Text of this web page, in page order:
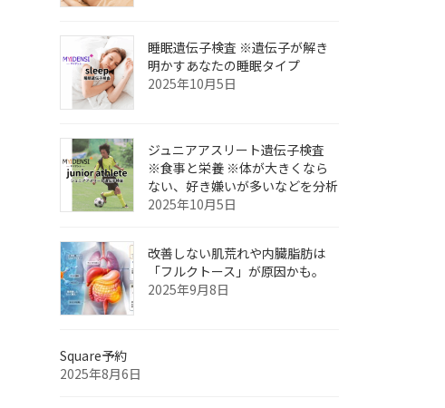
睡眠遺伝子検査 ※遺伝子が解き
明かすあなたの睡眠タイプ
2025年10月5日
ジュニアアスリート遺伝子検査
※食事と栄養 ※体が大きくなら
ない、好き嫌いが多いなどを分析
2025年10月5日
改善しない肌荒れや内臓脂肪は
「フルクトース」が原因かも。
2025年9月8日
Square予約
2025年8月6日